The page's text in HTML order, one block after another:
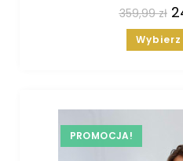
359,99zł
PROMOCJA!